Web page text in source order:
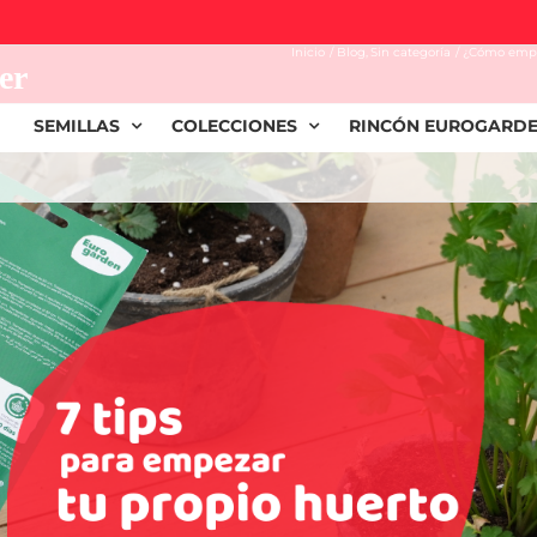
SEMILLAS COLECCIONES RINCÓN
Inicio Blog Sin categoría ¿Cómo